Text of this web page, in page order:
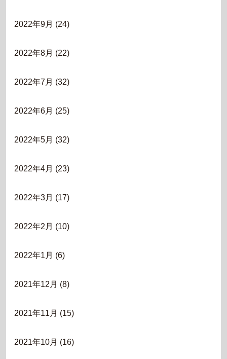
2022年9月 (24)
2022年8月 (22)
2022年7月 (32)
2022年6月 (25)
2022年5月 (32)
2022年4月 (23)
2022年3月 (17)
2022年2月 (10)
2022年1月 (6)
2021年12月 (8)
2021年11月 (15)
2021年10月 (16)